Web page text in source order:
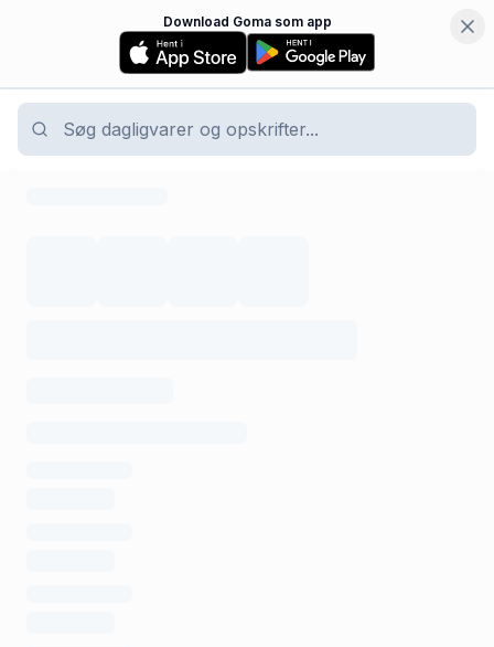
Download Goma som app